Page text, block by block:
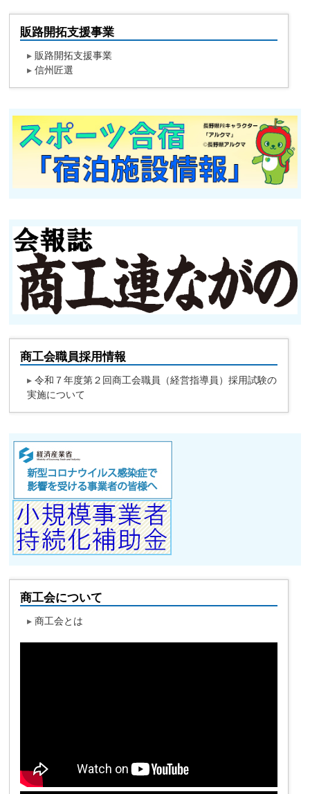
販路開拓支援事業
▸販路開拓支援事業
▸信州匠選
商工会職員採用情報
▸令和７年度第２回商工会職員（経営指導員）採用試験の
実施について
商工会について
▸商工会とは